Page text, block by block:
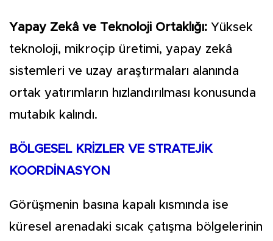
Yapay Zekâ ve Teknoloji Ortaklığı: Yüksek
teknoloji, mikroçip üretimi, yapay zekâ
sistemleri ve uzay araştırmaları alanında
ortak yatırımların hızlandırılması konusunda
mutabık kalındı.
BÖLGESEL KRİZLER VE STRATEJİK
KOORDİNASYON
Görüşmenin basına kapalı kısmında ise
küresel arenadaki sıcak çatışma bölgelerinin